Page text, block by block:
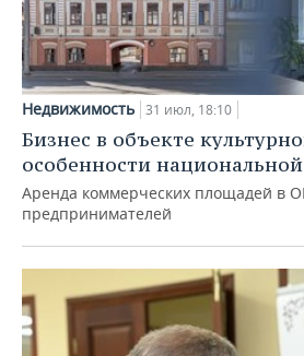
Недвижимость 31 июл, 18:10
Бизнес в объекте
особенности
Аренда коммерческих площадей в
предпринимателей